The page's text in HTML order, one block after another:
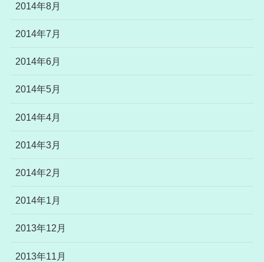
2014年8月
2014年7月
2014年6月
2014年5月
2014年4月
2014年3月
2014年2月
2014年1月
2013年12月
2013年11月